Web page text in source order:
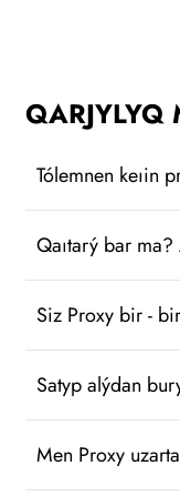
QARJYLYQ
Tólemnen keıin
Qaıtarý bar ma?
Siz Proxy bir -
Satyp alýdan
Men Proxy